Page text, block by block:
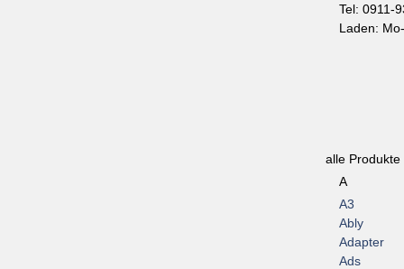
Tel: 0911-
Laden:
alle
A
A3
Ably
Adapter
Ads